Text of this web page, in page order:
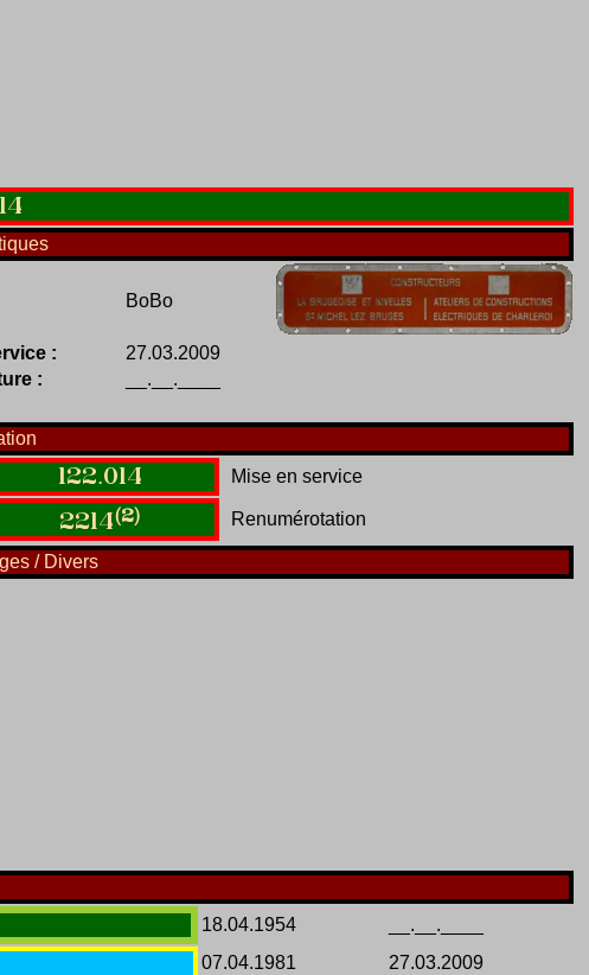
BoBo
:
27.03.2009
:
__.__.____
122.014 Mise en service
2214(2) Renumérotation
/ Divers
18.04.1954
__.__.____
07.04.1981
27.03.2009